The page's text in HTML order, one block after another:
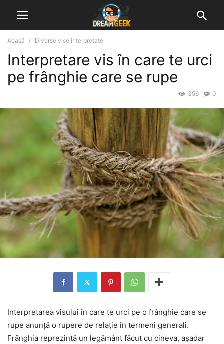
Acasă Diverse vise interpretate
Interpretare vis în care te urci
pe frânghie care se rupe
0
356
Interpretarea visului în care te urci pe o frânghie care se
rupe anunță o rupere de relație în termeni generali.
Frânghia reprezintă un legământ făcut cu cineva, așadar